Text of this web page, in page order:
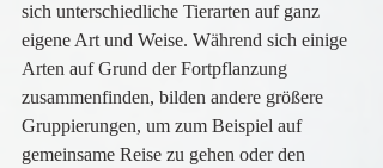
sich unterschiedliche Tierarten auf ganz
eigene Art und Weise. Während sich einige
Arten auf Grund der Fortpflanzung
zusammenfinden, bilden andere größere
Gruppierungen, um zum Beispiel auf
gemeinsame Reise zu gehen oder den